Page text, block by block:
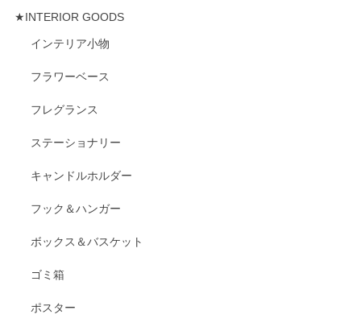
★INTERIOR GOODS
インテリア小物
フラワーベース
フレグランス
ステーショナリー
キャンドルホルダー
フック＆ハンガー
ボックス＆バスケット
ゴミ箱
ポスター